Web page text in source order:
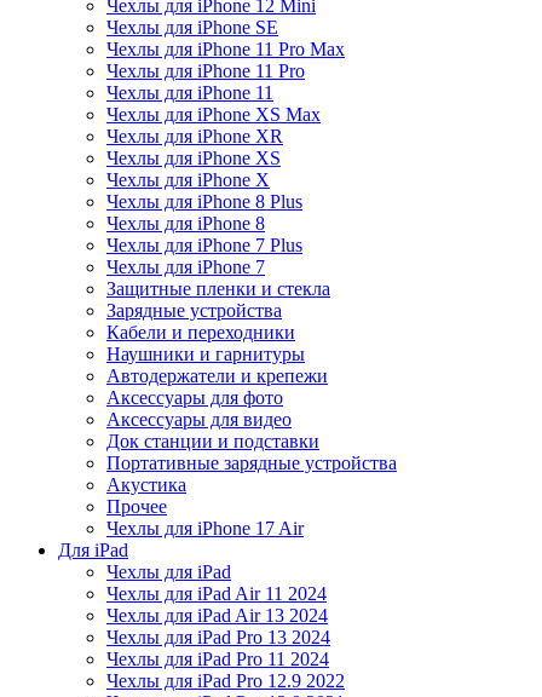
Чехлы для iPhone 12 Mini
Чехлы для iPhone SE
Чехлы для iPhone 11 Pro Max
Чехлы для iPhone 11 Pro
Чехлы для iPhone 11
Чехлы для iPhone XS Max
Чехлы для iPhone XR
Чехлы для iPhone XS
Чехлы для iPhone X
Чехлы для iPhone 8 Plus
Чехлы для iPhone 8
Чехлы для iPhone 7 Plus
Чехлы для iPhone 7
Защитные пленки и стекла
Зарядные устройства
Кабели и переходники
Наушники и гарнитуры
Автодержатели и крепежи
Аксессуары для фото
Аксессуары для видео
Док станции и подставки
Портативные зарядные устройства
Акустика
Прочее
Чехлы для iPhone 17 Air
Для iPad
Чехлы для iPad
Чехлы для iPad Air 11 2024
Чехлы для iPad Air 13 2024
Чехлы для iPad Pro 13 2024
Чехлы для iPad Pro 11 2024
Чехлы для iPad Pro 12.9 2022